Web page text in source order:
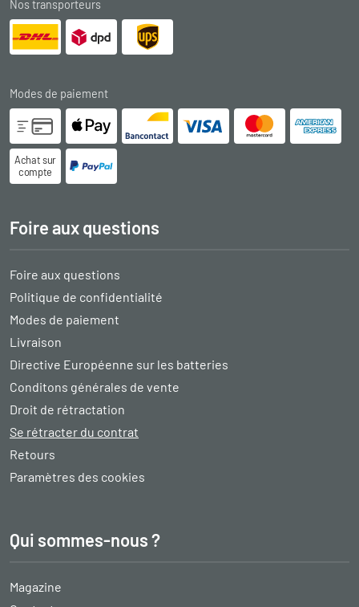
Nos transporteurs
Modes de paiement
Achat sur
compte
Foire aux questions
Foire aux questions
Politique de confidentialité
Modes de paiement
Livraison
Directive Européenne sur les batteries
Conditons générales de vente
Droit de rétractation
Se rétracter du contrat
Retours
Paramètres des cookies
Qui sommes-nous ?
Magazine